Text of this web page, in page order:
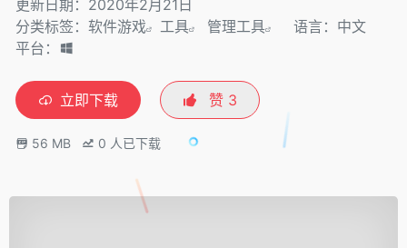
更新日期：2020年2月21日
分类标签： 软件游戏 工具 管理工具
语言：中文
平台：
立即下载 赞 3
56 MB 0 人已下载